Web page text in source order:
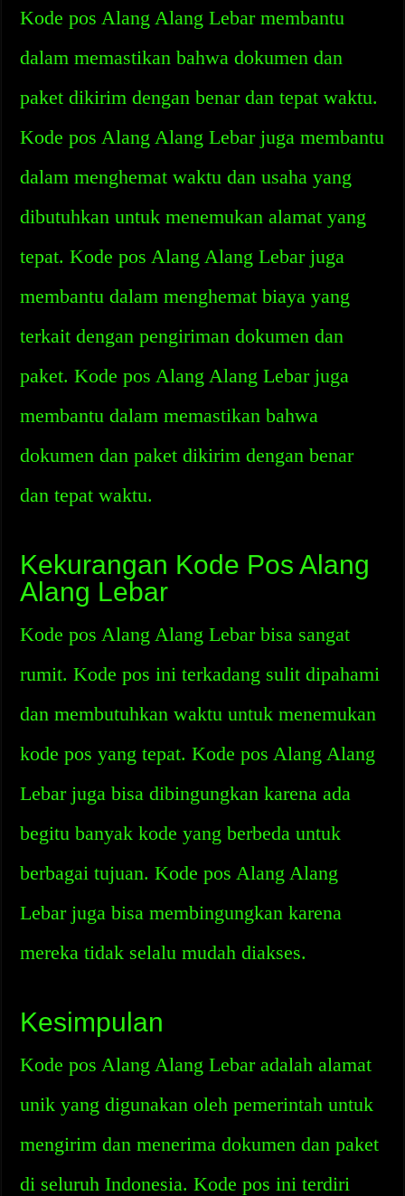
Kode pos Alang Alang Lebar membantu
dalam memastikan bahwa dokumen dan
paket dikirim dengan benar dan tepat waktu.
Kode pos Alang Alang Lebar juga membantu
dalam menghemat waktu dan usaha yang
dibutuhkan untuk menemukan alamat yang
tepat. Kode pos Alang Alang Lebar juga
membantu dalam menghemat biaya yang
terkait dengan pengiriman dokumen dan
paket. Kode pos Alang Alang Lebar juga
membantu dalam memastikan bahwa
dokumen dan paket dikirim dengan benar
dan tepat waktu.
Kekurangan Kode Pos Alang
Alang Lebar
Kode pos Alang Alang Lebar bisa sangat
rumit. Kode pos ini terkadang sulit dipahami
dan membutuhkan waktu untuk menemukan
kode pos yang tepat. Kode pos Alang Alang
Lebar juga bisa dibingungkan karena ada
begitu banyak kode yang berbeda untuk
berbagai tujuan. Kode pos Alang Alang
Lebar juga bisa membingungkan karena
mereka tidak selalu mudah diakses.
Kesimpulan
Kode pos Alang Alang Lebar adalah alamat
unik yang digunakan oleh pemerintah untuk
mengirim dan menerima dokumen dan paket
di seluruh Indonesia. Kode pos ini terdiri